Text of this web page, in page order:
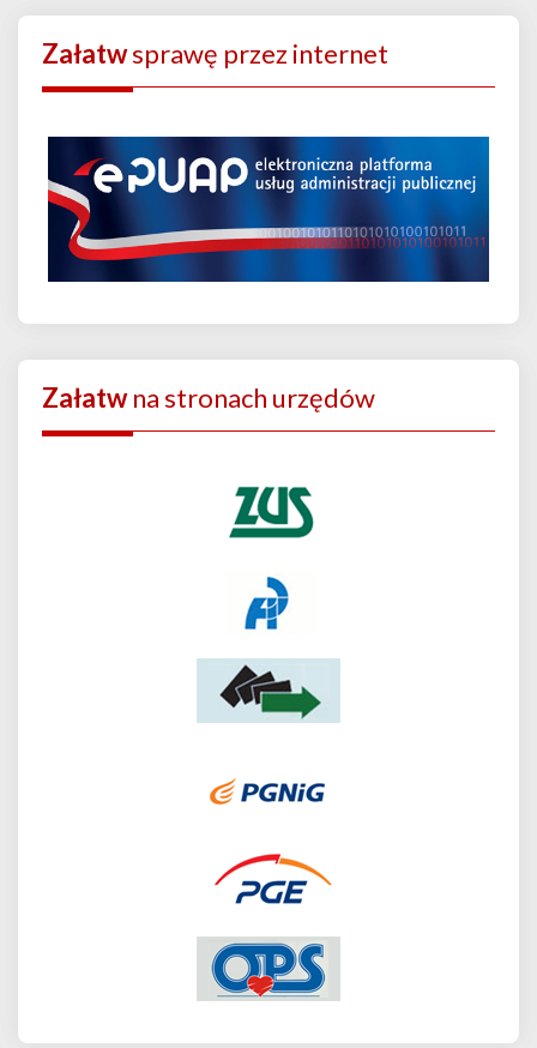
Załatwsprawę przez internet
Załatwna stronach urzędów